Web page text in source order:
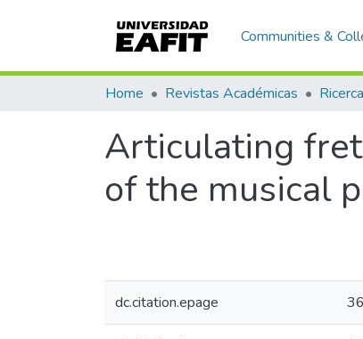
Communities &
Home Revistas Académicas
Articulating
of the musical
dc.citation.epage 36